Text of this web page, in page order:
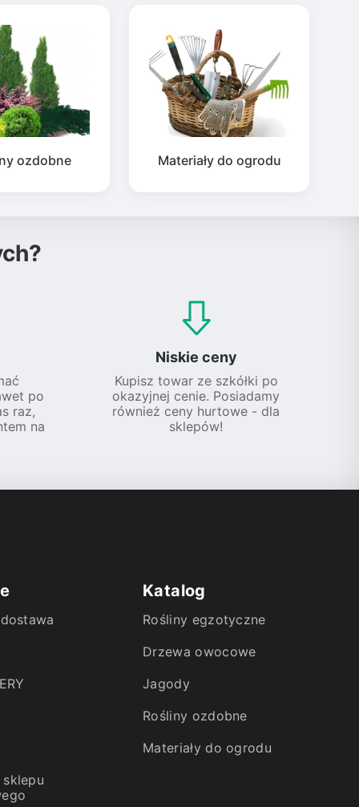
ozdobne Materiały do ogrodu
po
raz,
na
Niskie ceny
Kupisz towar ze szkółki po
okazyjnej cenie. Posiadamy
również ceny hurtowe - dla
sklepów!
sklepu
Katalog
Rośliny egzotyczne
Drzewa owocowe
Jagody
Rośliny ozdobne
Materiały do ogrodu